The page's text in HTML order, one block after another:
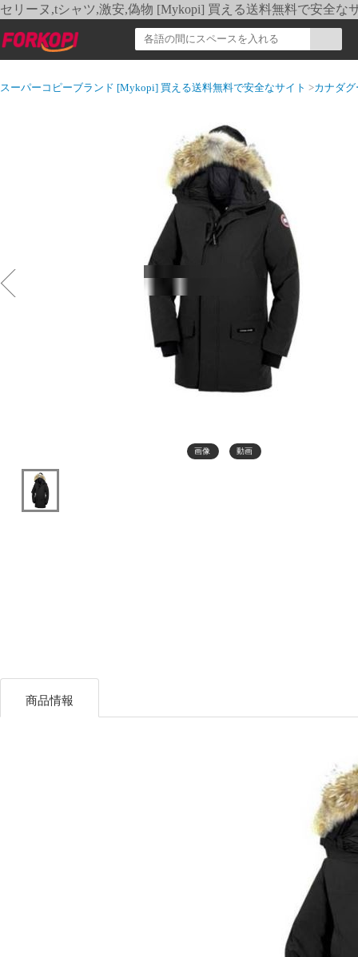
セリーヌ,tシャツ,激安,偽物 [Mykopi] 買える送料無料で安全な
スーパーコピーブランド [Mykopi] 買える送料無料で安全なサイト >カナダ
画像 動画
商品情報